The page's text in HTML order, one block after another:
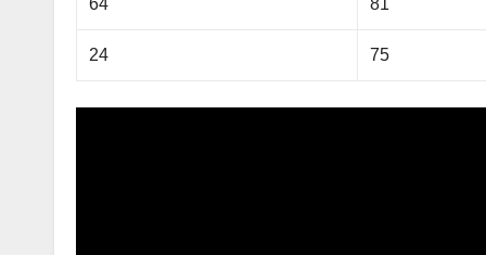
64 81
24 75